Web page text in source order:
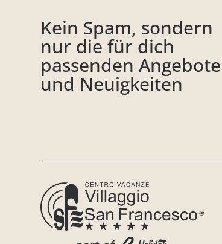
Kein Spam, sondern
nur die für dich
passenden Angebote
und Neuigkeiten